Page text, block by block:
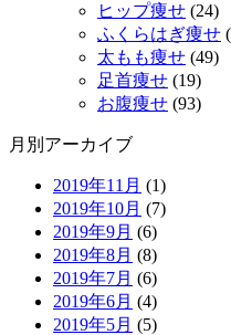
ヒップ痩せ (24)
ふくらはぎ痩せ
太もも痩せ (49)
足首痩せ (19)
お腹痩せ (93)
月別アーカイブ
2019年11月 (1)
2019年10月 (7)
2019年9月 (6)
2019年8月 (8)
2019年7月 (6)
2019年6月 (4)
2019年5月 (5)